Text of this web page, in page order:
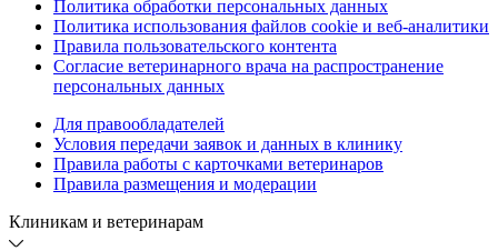
Политика обработки персональных данных
Политика использования файлов cookie и веб-аналитики
Правила пользовательского контента
Согласие ветеринарного врача на распространение
персональных данных
Для правообладателей
Условия передачи заявок и данных в клинику
Правила работы с карточками ветеринаров
Правила размещения и модерации
Клиникам и ветеринарам